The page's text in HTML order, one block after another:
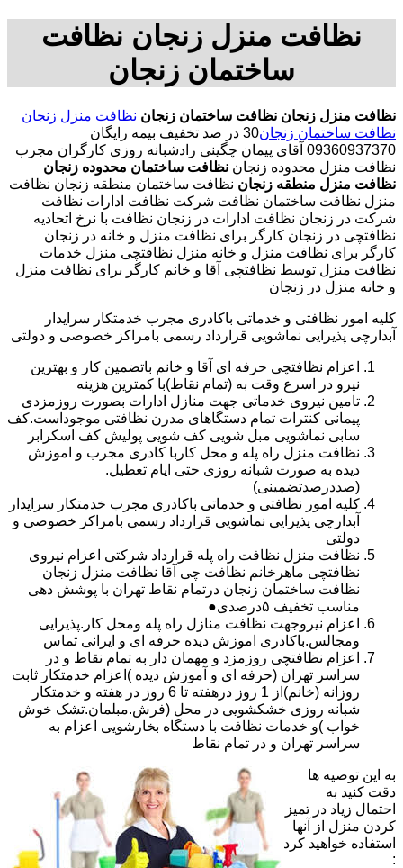
نظافت منزل زنجان نظافت
ساختمان زنجان
نظافت منزل زنجان نظافت ساختمان زنجان نظافت منزل زنجان
نظافت ساختمان زنجان
30 در صد تخفیف بیمه رایگان
09360937370 آقای پیمان چگینی رادشبانه روزی کارگران مجرب
نظافت منزل محدوده زنجان نظافت ساختمان محدوده زنجان
نظافت منزل منطقه زنجان نظافت ساختمان منطقه زنجان نظافت
منزل نظافت ساختمان نظافت شرکت نظافت ادارات نظافت
شرکت در زنجان نظافت ادارات در زنجان نظافت با نرخ اتحادیه
نظافتچی در زنجان کارگر برای نظافت منزل و خانه در زنجان
کارگر برای نظافت منزل و خانه منزل نظافتچی منزل خدمات
نظافت منزل توسط نظافتچی آقا و خانم کارگر برای نظافت منزل
و خانه منزل در زنجان
کلیه امور نظافتی و خدماتی باکادری مجرب خدمتکار سرایدار
آبدارچی پذیرایی نماشویی قرارداد رسمی بامراکز خصوصی و دولتی
اعزام نظافتچی حرفه ای آقا و خانم باتضمین کار و بهترین
نیرو در اسرع وقت به (تمام نقاط)با کمترین هزینه
تامین نیروی خدماتی جهت منازل ادارات بصورت روزمزدی
پیمانی کنترات تمام دستگاهای مدرن نظافتی موجوداست.کف
سابی نماشویی مبل شویی کف شویی پولیش کف اسکرابر
نظافت منزل راه پله و محل کاربا کادری مجرب و اموزش
دیده به صورت شبانه روزی حتی ایام تعطیل.
(صددرصدتضمینی)
کلیه امور نظافتی و خدماتی باکادری مجرب خدمتکار سرایدار
آبدارچی پذیرایی نماشویی قرارداد رسمی بامراکز خصوصی و
دولتی
نظافت منزل نظافت راه پله قرارداد شرکتی اعزام نیروی
نظافتچی ماهرخانم نظافت چی آقا نظافت منزل زنجان
نظافت ساختمان زنجان درتمام نقاط تهران با پوشش دهی
مناسب تخفیف ۵درصدی●
اعزام نیروجهت نظافت منازل راه پله ومحل کار.پذیرایی
ومجالس.باکادری اموزش دیده حرفه ای و ایرانی تماس
اعزام نظافتچی روزمزد و مهمان دار به تمام نقاط و در
سراسر تهران (حرفه ای و آموزش دیده )اعزام خدمتکار ثابت
روزانه (خانم)از 1 روز درهفته تا 6 روز در هفته و خدمتکار
شبانه روزی خشکشویی در محل (فرش.مبلمان.تشک خوش
خواب )و خدمات نظافت با دستگاه بخارشویی اعزام به
سراسر تهران و در تمام نقاط
به این توصیه ها
دقت کنید به
احتمال زیاد در تمیز
کردن منزل از آنها
استفاده خواهید کرد
: